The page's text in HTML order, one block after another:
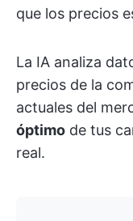
que los precios
La IA analiza
precios de la
actuales del
óptimo de tus
real.